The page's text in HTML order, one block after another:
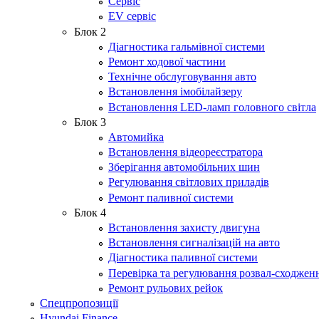
EV сервіс
Блок 2
Діагностика гальмівної системи
Ремонт ходової частини
Технічне обслуговування авто
Встановлення імобілайзеру
Встановлення LED-ламп головного світла
Блок 3
Автомийка
Встановлення відеореєстратора
Зберігання автомобільних шин
Регулювання світлових приладів
Ремонт паливної системи
Блок 4
Встановлення захисту двигуна
Встановлення сигналізацій на авто
Діагностика паливної системи
Перевірка та регулювання розвал-
Ремонт рульових рейок
Спецпропозиції